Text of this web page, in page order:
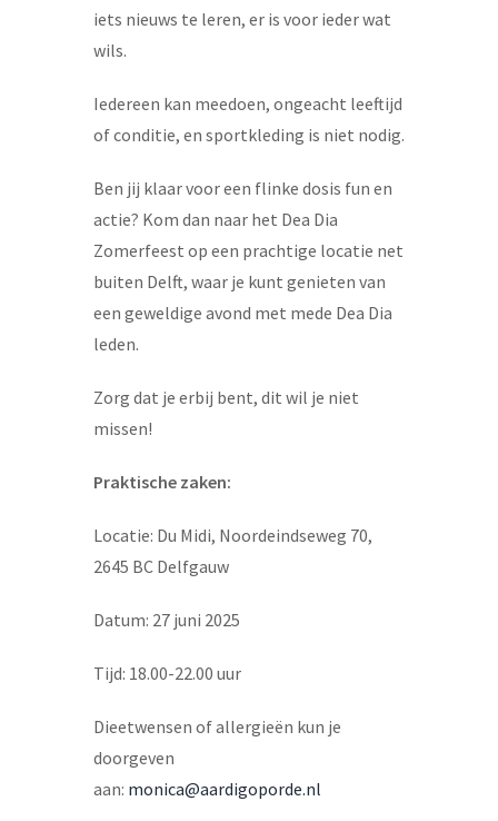
iets nieuws te leren, er is voor ieder wat
wils.
Iedereen kan meedoen, ongeacht leeftijd
of conditie, en sportkleding is niet nodig.
Ben jij klaar voor een flinke dosis fun en
actie? Kom dan naar het Dea Dia
Zomerfeest op een prachtige locatie net
buiten Delft, waar je kunt genieten van
een geweldige avond met mede Dea Dia
leden.
Zorg dat je erbij bent, dit wil je niet
missen!
Praktische zaken:
Locatie: Du Midi, Noordeindseweg 70,
2645 BC Delfgauw
Datum: 27 juni 2025
Tijd: 18.00-22.00 uur
Dieetwensen of allergieën kun je
doorgeven
aan: monica@aardigoporde.nl